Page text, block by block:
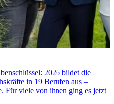
2026 bildet die
in 19 Berufen aus –
Für viele von ihnen ging es jetzt